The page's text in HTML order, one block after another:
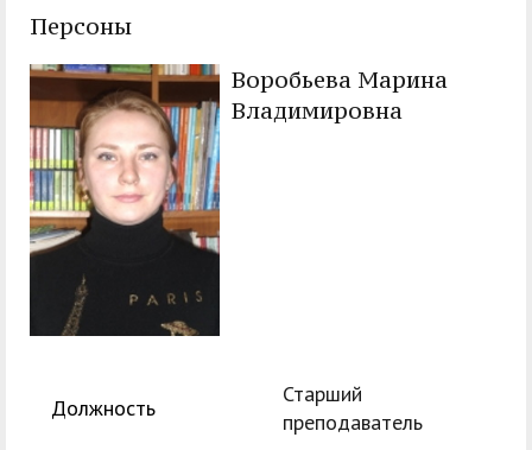
Образовательный
модуль «Обучение
служением»
Информация о
предоставлении
Персоны
Воробьева Марина
Владимировна
Должность
Старший
преподаватель